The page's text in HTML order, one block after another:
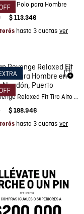
Tipo Polo para Hombre
$ 113.346
hasta 3 cuotas
Jean Revenge Relaxed Fit Tiro Alto para Hombre en Algodón, Puerto
$ 188.946
hasta 3 cuotas